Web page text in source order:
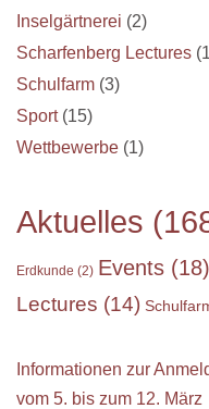
Inselgärtnerei (2)
Scharfenberg Lectures
Schulfarm (3)
Sport(15)
Wettbewerbe (1)
Aktuelles
Erdkunde (2) Events (18)
Lectures (14)
Informationen zur
vom 5. bis zum 12. März